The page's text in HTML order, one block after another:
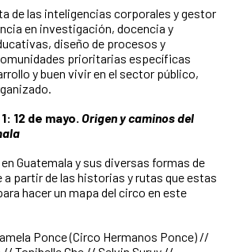
de las inteligencias corporales y gestor
en investigación, docencia y
diseño de procesos y
prioritarias específicas
y buen vivir en el sector público,
12 de mayo. Origen y caminos del
Guatemala y sus diversas formas de
a partir de las historias y rutas que estas
hacer un mapa del circo en este
Ponce (Circo Hermanos Ponce) //